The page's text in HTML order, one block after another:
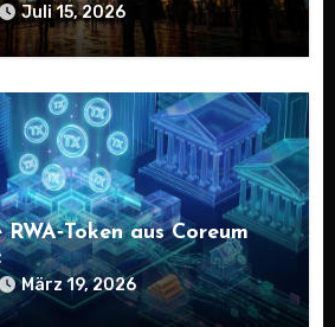
Juli 15, 2026
aus Coreum
März 19, 2026